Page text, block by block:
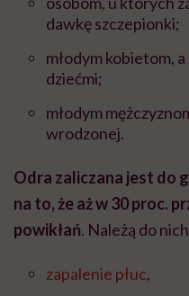
dawkę szczepionki;
młodym kobietom,
dziećmi;
młodym
wrodzonej.
Odra zaliczana jest do
na to, że aż w 30 proc.
powikłań. Należą do
zapalenie płuc,